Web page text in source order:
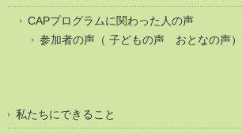
CAPプログラムに関わった人の声
参加者の声（ 子どもの声 おとなの声）
私たちにできること